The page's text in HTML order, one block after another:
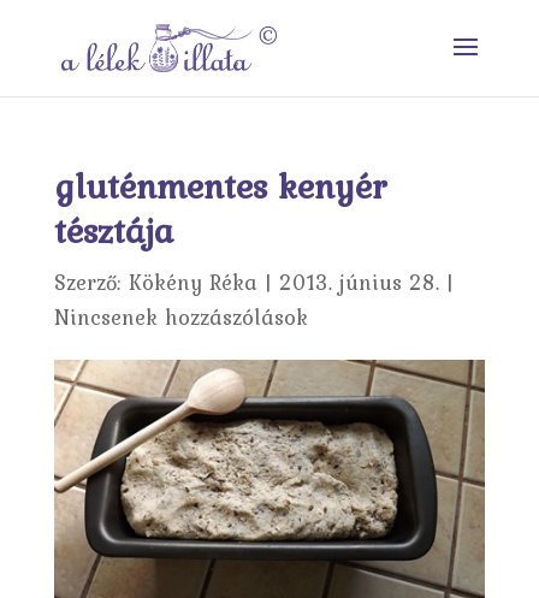
gluténmentes kenyér
tésztája
Szerző: Kökény Réka | 2013. június 28.|
Nincsenek hozzászólások